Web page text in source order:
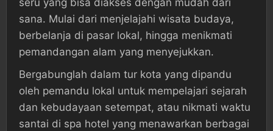
seru yang bisa diakses dengan mudah dari
sana. Mulai dari menjelajahi wisata budaya,
berbelanja di pasar lokal, hingga menikmati
pemandangan alam yang menyejukkan.
Bergabunglah dalam tur kota yang dipandu
oleh pemandu lokal untuk mempelajari sejarah
dan kebudayaan setempat, atau nikmati waktu
santai di spa hotel yang menawarkan berbagai